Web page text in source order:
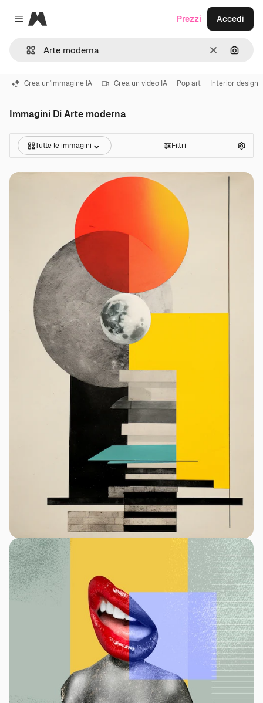
Close menu
Magnific
CancellaCerca
Prezzi Accedi
Crea un'immagine IA Crea un video IA Pop art Interior design
Immagini Di Arte moderna
Tutte le immagini Filtri